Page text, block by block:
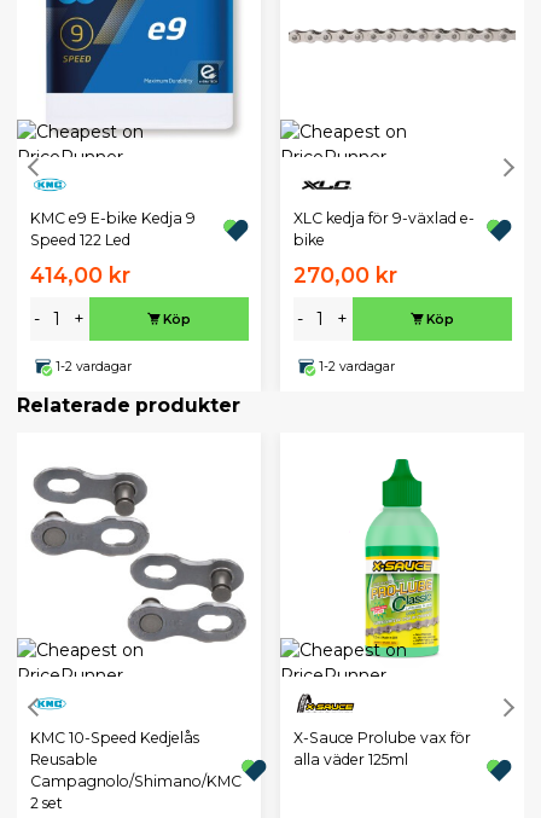
KMC e9 E-bike Kedja 9
Speed 122 Led
414,00 kr
- + Köp
1-2 vardagar
XLC kedja för 9-växlad e-
bike
270,00 kr
- + Köp
1-2 vardagar
Relaterade produkter
KMC 10-Speed Kedjelås
Reusable
Campagnolo/Shimano/KMC
2 set
X-Sauce Prolube vax för
alla väder 125ml